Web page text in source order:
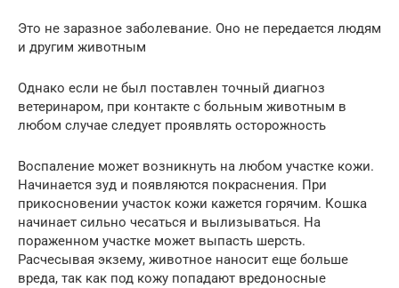
Это не заразное заболевание. Оно не передается людям
и другим животным
Однако если не был поставлен точный диагноз
ветеринаром, при контакте с больным животным в
любом случае следует проявлять осторожность
Воспаление может возникнуть на любом участке кожи.
Начинается зуд и появляются покраснения. При
прикосновении участок кожи кажется горячим. Кошка
начинает сильно чесаться и вылизываться. На
пораженном участке может выпасть шерсть.
Расчесывая экзему, животное наносит еще больше
вреда, так как под кожу попадают вредоносные